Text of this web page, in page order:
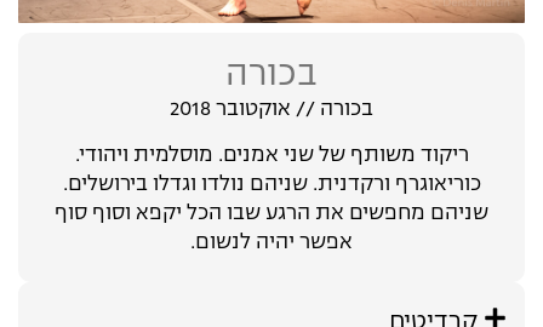
בכורה
בכורה // אוקטובר 2018
ריקוד משותף של שני אמנים. מוסלמית ויהודי.
כוריאוגרף ורקדנית. שניהם נולדו וגדלו בירושלים.
שניהם מחפשים את הרגע שבו הכל יקפא וסוף סוף
אפשר יהיה לנשום.